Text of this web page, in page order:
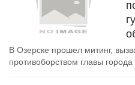
В Озерске прошел митинг,
противоборством главы